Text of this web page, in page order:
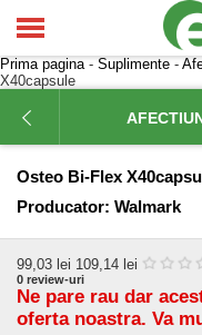
Prima pagina- Suplimente -
X40capsule
Osteo Bi-Flex
Producator: Walmark
99,03 lei 109,14 lei
0 review-uri
Ne pare rau dar
oferta noastra. Va